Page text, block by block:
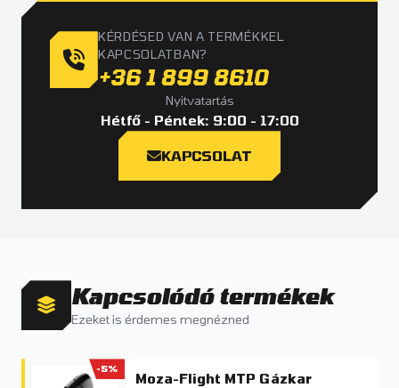
KÉRDÉSED VAN A TERMÉKKEL
KAPCSOLATBAN?
+36 1 899 8610
Nyitvatartás
Hétfő - Péntek: 9:00 - 17:00
KAPCSOLAT
Kapcsolódó termékek
Ezeket is érdemes megnézned
-5%
Moza-Flight MTP Gázkar